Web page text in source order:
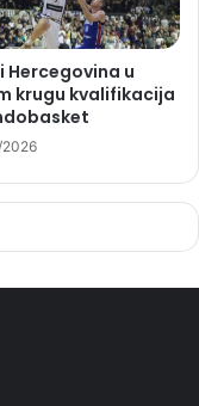
Hercegovina u
krugu kvalifikacija